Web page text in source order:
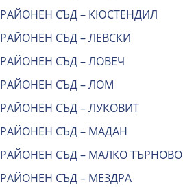
РАЙОНЕН СЪД – КЮСТЕНДИЛ
РАЙОНЕН СЪД – ЛЕВСКИ
РАЙОНЕН СЪД – ЛОВЕЧ
РАЙОНЕН СЪД – ЛОМ
РАЙОНЕН СЪД – ЛУКОВИТ
РАЙОНЕН СЪД – МАДАН
РАЙОНЕН СЪД – МАЛКО ТЪРНОВО
РАЙОНЕН СЪД – МЕЗДРА